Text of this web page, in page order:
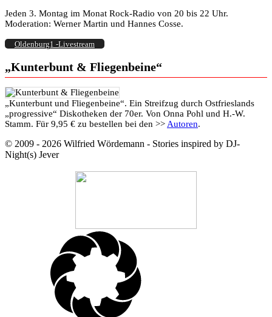
Jeden 3. Montag im Monat Rock-Radio von 20 bis 22 Uhr.
Moderation: Werner Martin und Hannes Cosse.
Oldenburg1 -Livestream
„Kunterbunt & Fliegenbeine“
„Kunterbunt und Fliegenbeine“. Ein Streifzug durch Ostfrieslands
„progressive“ Diskotheken der 70er. Von Onna Pohl und H.-W.
Stamm. Für 9,95 € zu bestellen bei den >>Autoren.
© 2009 - 2026 Wilfried Wördemann - Stories inspired by DJ-
Night(s) Jever